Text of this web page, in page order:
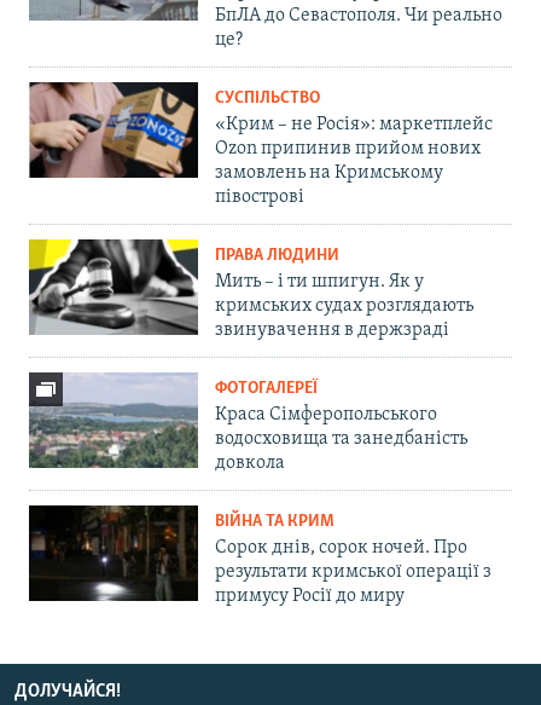
БпЛА до Севастополя. Чи реально
це?
СУСПІЛЬСТВО
«Крим – не Росія»: маркетплейс
Ozon припинив прийом нових
замовлень на Кримському
півострові
ПРАВА ЛЮДИНИ
Мить – і ти шпигун. Як у
кримських судах розглядають
звинувачення в держзраді
ФОТОГАЛЕРЕЇ
Краса Сімферопольського
водосховища та занедбаність
довкола
ВІЙНА ТА КРИМ
Сорок днів, сорок ночей. Про
результати кримської операції з
примусу Росії до миру
ДОЛУЧАЙСЯ!